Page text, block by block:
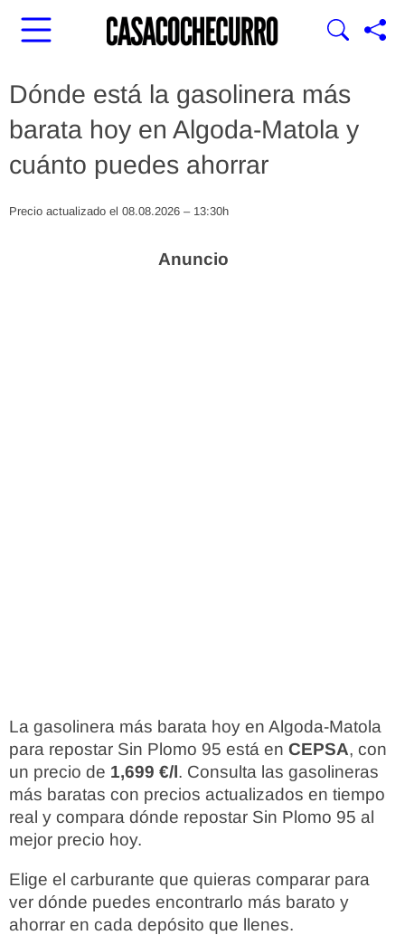
Dónde está la gasolinera más
barata hoy en Algoda-Matola y
cuánto puedes ahorrar
Precio actualizado el 08.08.2026 – 13:30h
La gasolinera más barata hoy en Algoda-Matola
para repostar Sin Plomo 95 está en CEPSA, con
un precio de 1,699 €/l. Consulta las gasolineras
más baratas con precios actualizados en tiempo
real y compara dónde repostar Sin Plomo 95 al
mejor precio hoy.
Elige el carburante que quieras comparar para
ver dónde puedes encontrarlo más barato y
ahorrar en cada depósito que llenes.